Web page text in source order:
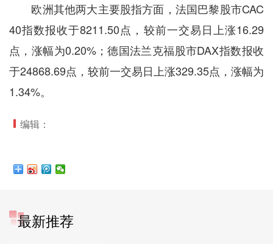
欧洲其他两大主要股指方面，法国巴黎股市CAC
40指数报收于8211.50点，较前一交易日上涨16.29
点，涨幅为0.20%；德国法兰克福股市DAX指数报收
于24868.69点，较前一交易日上涨329.35点，涨幅为
1.34%。
编辑：
最新推荐